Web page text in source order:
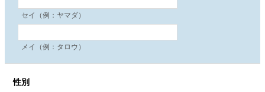
セイ（例：ヤマダ）
メイ（例：タロウ）
性別